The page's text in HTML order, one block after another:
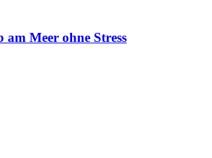
Meer ohne Stress